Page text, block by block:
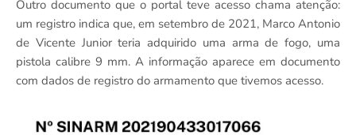
Outro documento que o portal teve acesso chama atenção:
um registro indica que, em setembro de 2021, Marco Antonio
de Vicente Junior teria adquirido uma arma de fogo, uma
pistola calibre 9 mm. A informação aparece em documento
com dados de registro do armamento que tivemos acesso.